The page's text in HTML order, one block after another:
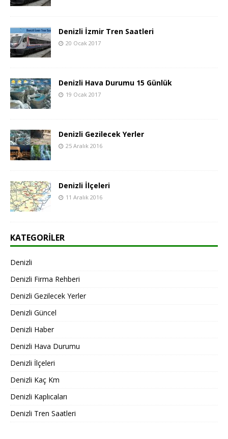
Denizli İzmir Tren Saatleri
20 Ocak 2017
Denizli Hava Durumu 15 Günlük
19 Ocak 2017
Denizli Gezilecek Yerler
25 Aralık 2016
Denizli İlçeleri
11 Aralık 2016
KATEGORILER
Denizli
Denizli Firma Rehberi
Denizli Gezilecek Yerler
Denizli Güncel
Denizli Haber
Denizli Hava Durumu
Denizli İlçeleri
Denizli Kaç Km
Denizli Kaplıcaları
Denizli Tren Saatleri